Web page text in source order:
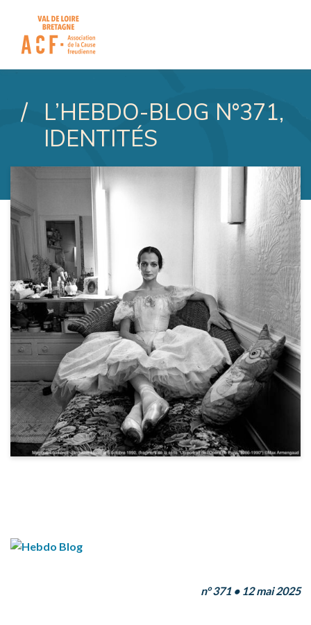
ASSOCIATION DE LA
L’HEBDO-BLOG N°371,
IDENTITÉS
n° 371 • 12 mai 2025